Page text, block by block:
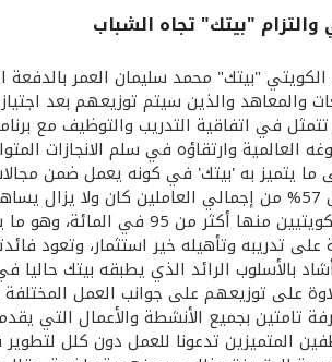
"بيتك" تجاه الشباب
والمعاهد والذين سيتم توزيعهم بعد
في اتفاقية التدريب والتوظيف مع
العالمية وارتقاؤه في سلم الانجازات
ما يتميز به 'بيتك' في كونه يعمل ضمن
على أن العنصر الوطني الذي يشكل 57% من إجمالي
والانجازات في 'بيتك' تشكل
تدريبه وتأهيله خير استثمار، وتعود
بالأسلوب الرائد الذي يطبقه بيتك
علاوة على توزيعهم على جوانب العمل
تامتين بجميع الأنشطة والأعمال التي
المتميزين تدعونا للعمل دون كلل